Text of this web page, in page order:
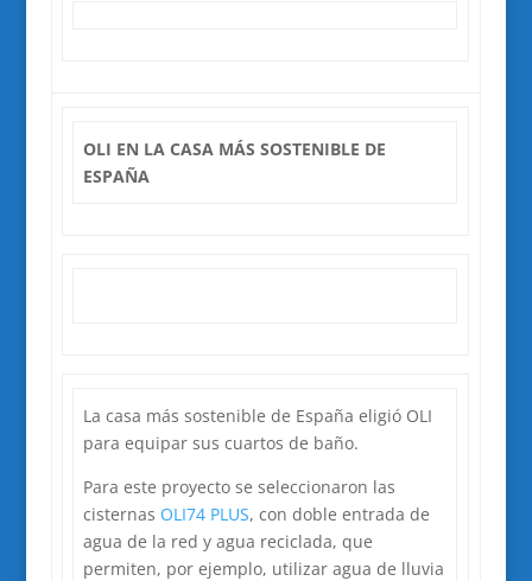
OLI EN LA CASA MÁS SOSTENIBLE DE
ESPAÑA
La casa más sostenible de España eligió OLI
para equipar sus cuartos de baño.
Para este proyecto se seleccionaron las
cisternas OLI74 PLUS, con doble entrada de
agua de la red y agua reciclada, que
permiten, por ejemplo, utilizar agua de lluvia